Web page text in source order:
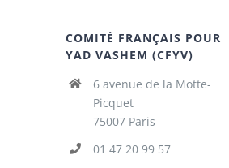
COMITÉ FRANÇAIS POUR
YAD VASHEM (CFYV)
6 avenue de la Motte-
Picquet
75007 Paris
01 47 20 99 57